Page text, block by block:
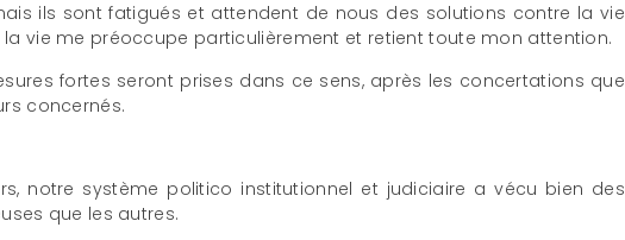
ils sont fatigués et attendent de nous des solutions contre la vie
vie me préoccupe particulièrement et retient toute mon attention.
fortes seront prises dans ce sens, après les concertations que
concernés.
notre système politico institutionnel et judiciaire a vécu bien des
que les autres.